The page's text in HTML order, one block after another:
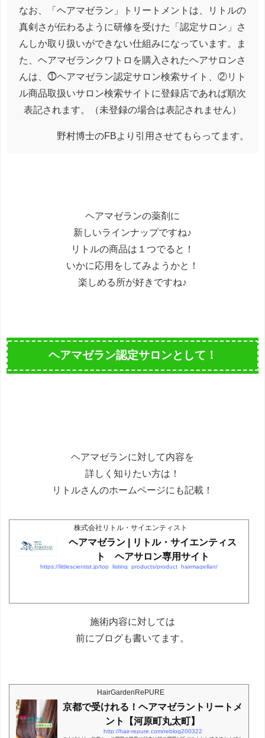
なお、「ヘアマゼラン」トリートメントは、リトルの
真剣さが伝わるように研修を受けた「認定サロン」さ
んしか取り扱いができない仕組みになっています。ま
た、ヘアマゼランクワトロを購入されたヘアサロンさ
んは、⓵ヘアマゼラン認定サロン検索サイト、②リト
ル商品取扱いサロン検索サイトに登録店であれば順次
表記されます。（未登録の場合は表記されません）
野村博士のFBより引用させてもらってます。
ヘアマゼランの薬剤に
新しいラインナップですね♪
リトルの商品は１つでると！
いかに応用をしてみようかと！
楽しめる所が好きですね♪
ヘアマゼラン認定サロンとして！
ヘアマゼランに対して内容を
詳しく知りたい方は！
リトルさんのホームページにも記載！
株式会社リトル・サイエンティスト
ヘアマゼラン | リトル・サイエンティス
ト ヘアサロン専用サイト
https://littlescientist.jp/top_listing_products/product_hairmagellan/
施術内容に対しては
前にブログも書いてます。
HairGardenRePURE
京都で受けれる！ヘアマゼラントリートメ
ント【河原町丸太町】
http://hair-repure.com/reblog200322